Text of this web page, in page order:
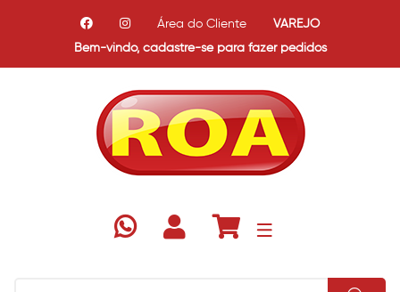
Bem-vindo, cadastre-se para fazer pedidos
Área do Cliente VAREJO